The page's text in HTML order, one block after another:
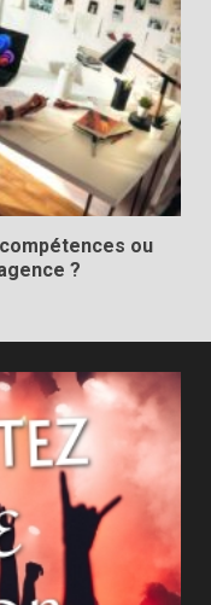
ou
?